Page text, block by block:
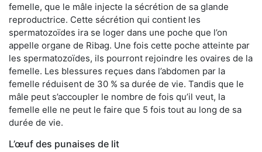
femelle, que le mâle injecte la sécrétion de sa glande
reproductrice. Cette sécrétion qui contient les
spermatozoïdes ira se loger dans une poche que l’on
appelle organe de Ribag. Une fois cette poche atteinte par
les spermatozoïdes, ils pourront rejoindre les ovaires de la
femelle. Les blessures reçues dans l’abdomen par la
femelle réduisent de 30 % sa durée de vie. Tandis que le
mâle peut s’accoupler le nombre de fois qu’il veut, la
femelle elle ne peut le faire que 5 fois tout au long de sa
durée de vie.
L’œuf des punaises de lit